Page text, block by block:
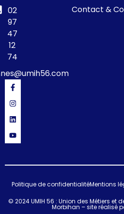
02
97
47
12
74
Contact &
© 2024 UMIH 56 : Union des Métiers et
Morbihan – site réalisé
Politique de confidentialitéMentions